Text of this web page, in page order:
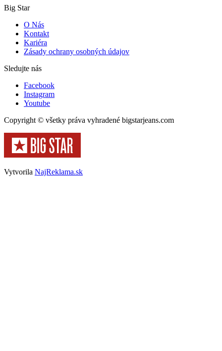
Big Star
O Nás
Kontakt
Kariéra
Zásady ochrany osobných údajov
Sledujte nás
Facebook
Instagram
Youtube
Copyright © všetky práva vyhradené bigstarjeans.com
Vytvorila NajReklama.sk